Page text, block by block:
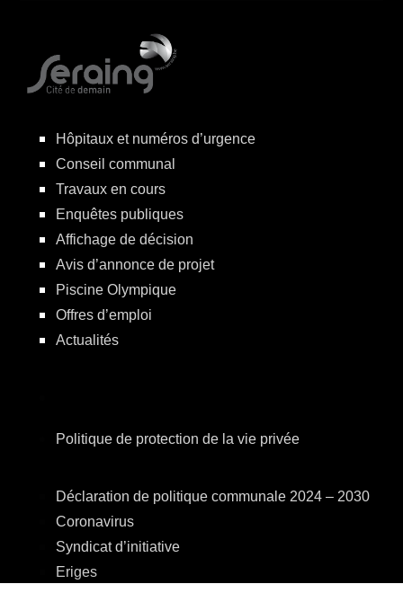
Hôpitaux et numéros d’urgence
Conseil communal
Travaux en cours
Enquêtes publiques
Affichage de décision
Avis d’annonce de projet
Piscine Olympique
Offres d’emploi
Actualités
Politique de protection de la vie privée
Déclaration de politique communale 2024 – 2030
Coronavirus
Syndicat d’initiative
Eriges